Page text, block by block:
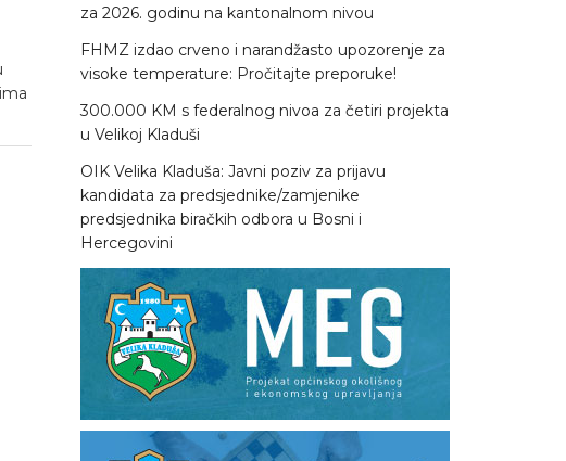
za 2026. godinu na kantonalnom nivou
FHMZ izdao crveno i narandžasto upozorenje za
visoke temperature: Pročitajte preporuke!
300.000 KM s federalnog nivoa za četiri projekta
u Velikoj Kladuši
OIK Velika Kladuša: Javni poziv za prijavu
kandidata za predsjednike/zamjenike
predsjednika biračkih odbora u Bosni i
Hercegovini